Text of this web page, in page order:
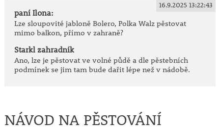
16.9.2025 13:22:43
paní Ilona:
Lze sloupovité jabloně Bolero, Polka Walz pěstovat
mimo balkon, přímo v zahraně?
Starkl zahradník
Ano, lze je pěstovat ve volné půdě a dle pěstebních
podmínek se jim tam bude dařit lépe než v nádobě.
NÁVOD NA PĚSTOVÁNÍ